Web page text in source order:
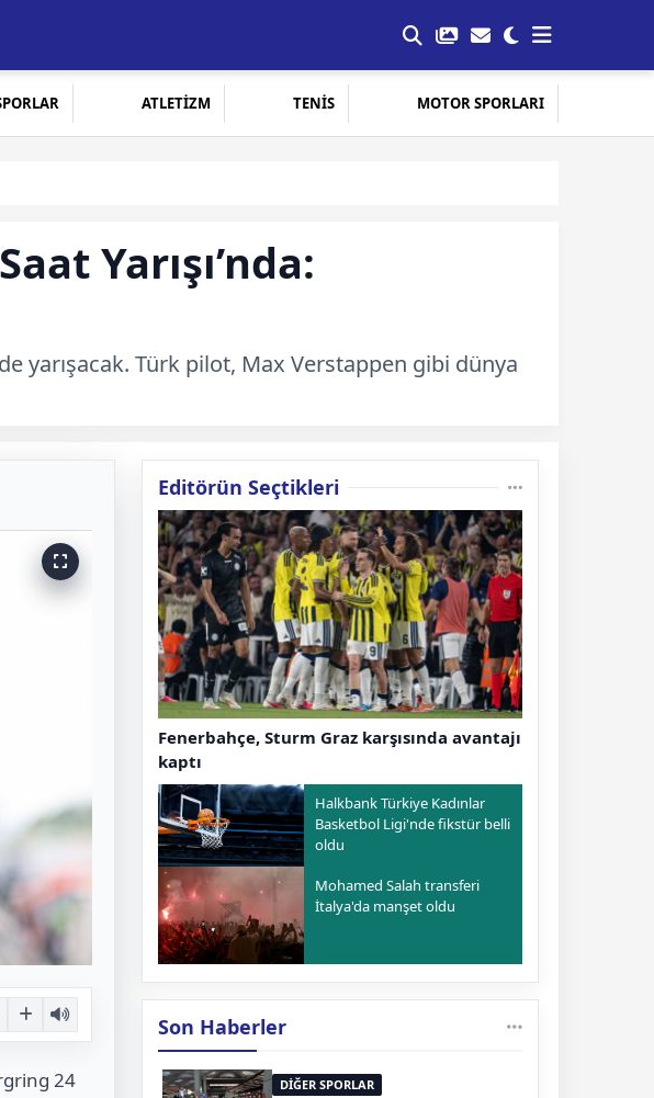
ATLETİZM TENİS MOTOR SPORLARI
Yarışı’nda:
yarışacak. Türk pilot, Max Verstappen gibi dünya
24
Editörün Seçtikleri
Fenerbahçe, Sturm Graz karşısında avantajı
kaptı
Halkbank Türkiye Kadınlar
Basketbol Ligi'nde fikstür belli
oldu
Mohamed Salah transferi
İtalya'da manşet oldu
Son Haberler
DİĞER SPORLAR